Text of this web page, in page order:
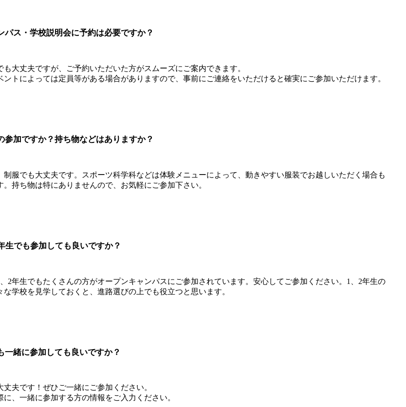
パス・学校説明会に予約は必要ですか？
も大丈夫ですが、ご予約いただいた方がスムーズにご案内できます。
ントによっては定員等がある場合がありますので、事前にご連絡をいただけると確実にご参加いただけます。
参加ですか？持ち物などはありますか？
制服でも大丈夫です。スポーツ科学科などは体験メニューによって、動きやすい服装でお越しいただく場合も
。持ち物は特にありませんので、お気軽にご参加下さい。
生でも参加しても良いですか？
2年生でもたくさんの方がオープンキャンパスにご参加されています。安心してご参加ください。1、2年生の
な学校を見学しておくと、進路選びの上でも役立つと思います。
一緒に参加しても良いですか？
丈夫です！ぜひご一緒にご参加ください。
に、一緒に参加する方の情報をご入力ください。